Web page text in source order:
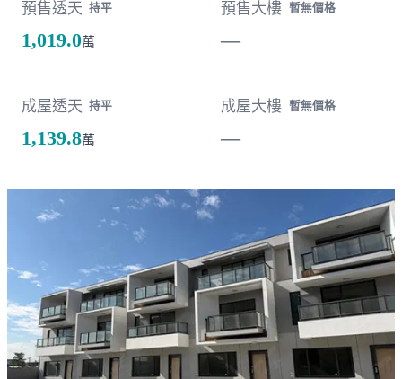
預售透天 持平
1,019.0萬
預售大樓 暫無價格
—
成屋透天 持平
1,139.8萬
成屋大樓 暫無價格
—